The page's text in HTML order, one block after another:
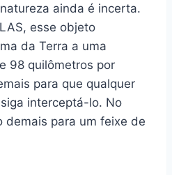
ainda é incerta.
esse objeto
da Terra a uma
98 quilômetros por
para que qualquer
interceptá-lo. No
demais para um feixe de